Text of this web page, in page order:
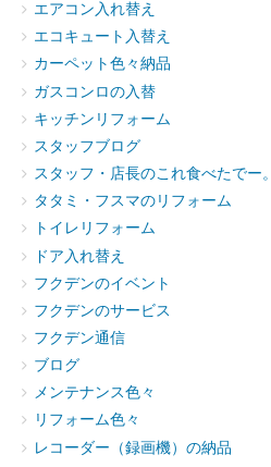
エアコン入れ替え
エコキュート入替え
カーペット色々納品
ガスコンロの入替
キッチンリフォーム
スタッフブログ
スタッフ・店長のこれ食べたでー。
タタミ・フスマのリフォーム
トイレリフォーム
ドア入れ替え
フクデンのイベント
フクデンのサービス
フクデン通信
ブログ
メンテナンス色々
リフォーム色々
レコーダー（録画機）の納品